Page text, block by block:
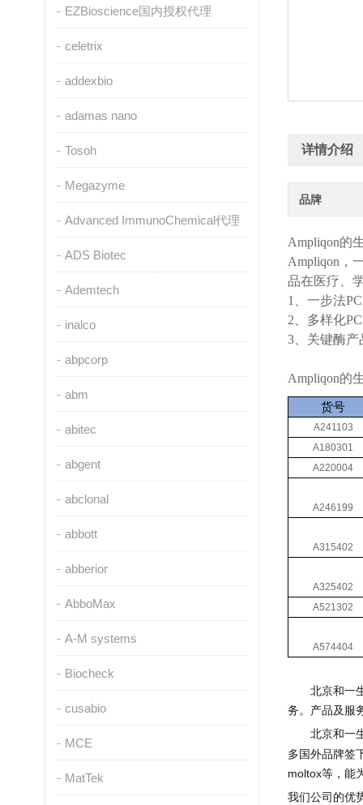
EZBioscience国内授权代理
celetrix
addexbio
adamas nano
Tosoh
Megazyme
Advanced ImmunoChemical代理
ADS Biotec
Ademtech
inalco
abpcorp
abm
abitec
abgent
abclonal
abbott
abberior
AbboMax
A-M systems
Biocheck
cusabio
MCE
MatTek
详情介绍
品牌
Ampliqon的
Ampliqon ，
品在医疗、
1、一步法
2、多样化
3、关键酶
Ampliqon的
货号
A241103
A180301
A220004
A246199
A315402
A325402
A521302
A574404
北京和一
务。产品及服
北京和一
多国外品牌签
moltox等，能
我们公司的优